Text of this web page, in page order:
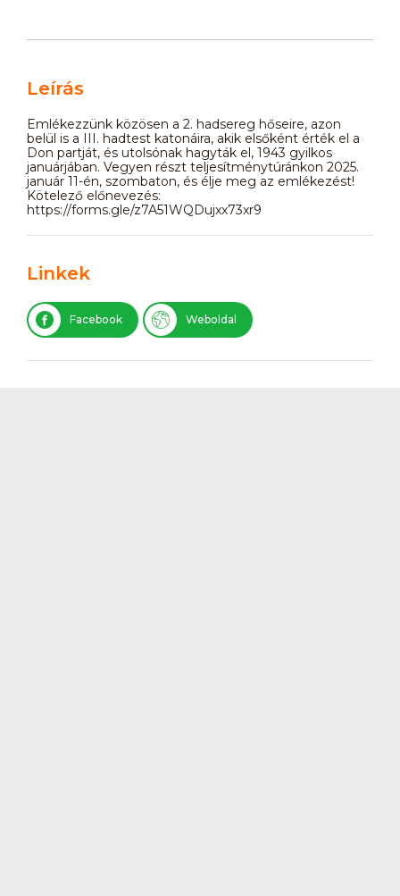
Leírás
Emlékezzünk közösen a 2. hadsereg hőseire, azon
belül is a III. hadtest katonáira, akik elsőként érték el a
Don partját, és utolsónak hagyták el, 1943 gyilkos
januárjában. Vegyen részt teljesítménytúránkon 2025.
január 11-én, szombaton, és élje meg az emlékezést!
Kötelező előnevezés:
https://forms.gle/z7A51WQDujxx73xr9
Linkek
Facebook Weboldal